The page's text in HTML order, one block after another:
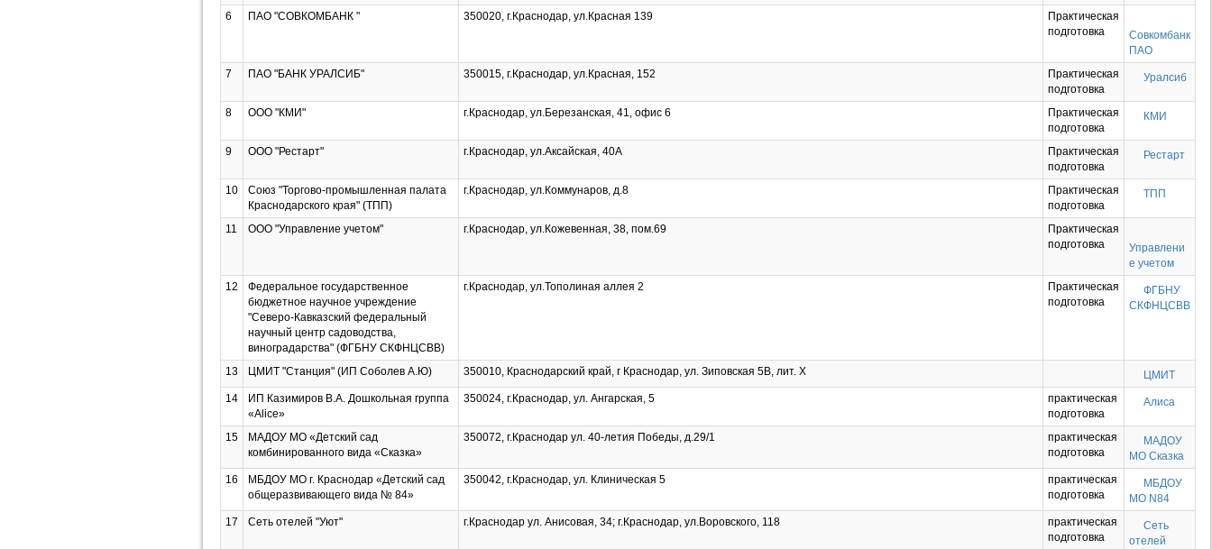
6
ПАО "СОВКОМБАНК " 350020, г.Краснодар, ул.Красная 139
Практическая
подготовка
Совкомбанк
ПАО
7
ПАО "БАНК УРАЛСИБ" 350015, г.Краснодар, ул.Красная, 152
Практическая
подготовка
Уралсиб
8 ООО "КМИ" г.Краснодар, ул.Березанская, 41, офис 6
Практическая
подготовка
КМИ
9 ООО "Рестарт" г.Краснодар, ул.Аксайская, 40А
Практическая
подготовка
Рестарт
10
Союз "Торгово-промышленная палата
Краснодарского края" (ТПП)
г.Краснодар, ул.Коммунаров, д.8
Практическая
подготовка
ТПП
11 ООО "Управление учетом" г.Краснодар, ул.Кожевенная, 38, пом.69
Практическая
подготовка
Управлени
е учетом
12
Федеральное государственное
бюджетное научное учреждение
"Северо-Кавказский федеральный
научный центр садоводства,
виноградарства" (ФГБНУ СКФНЦСВВ)
г.Краснодар, ул.Тополиная аллея 2
Практическая
подготовка
ФГБНУ
СКФНЦСВВ
13 ЦМИТ "Станция" (ИП Соболев А.Ю) 350010, Краснодарский край, г Краснодар, ул. Зиповская 5В, лит. Х
ЦМИТ
14
ИП Казимиров В.А. Дошкольная группа
«Alice»
350024, г.Краснодар, ул. Ангарская, 5
практическая
подготовка
Алиса
15
МАДОУ МО «Детский сад
комбинированного вида «Сказка»
350072, г.Краснодар ул. 40-летия Победы, д.29/1
практическая
подготовка
МАДОУ
МО Сказка
16
МБДОУ МО г. Краснодар «Детский сад
общеразвивающего вида № 84»
350042, г.Краснодар, ул. Клиническая 5
практическая
подготовка
МБДОУ
МО N84
17
Сеть отелей "Уют" г.Краснодар ул. Анисовая, 34; г.Краснодар, ул.Воровского, 118
практическая
подготовка
Сеть
отелей